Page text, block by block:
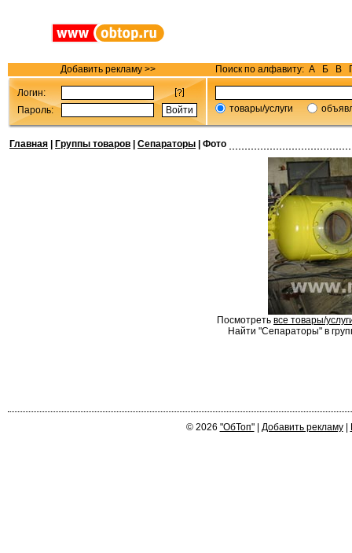
Добавить рекламу >> Поиск по алфавиту: А Б В
Логин:
Пароль:
товары/услуги
Главная Группы товаров Сепараторы | Фото
Посмотреть все товары/
Найти "Сепараторы" в
© 2026 "ОбТоп"| Добавить рекламу|